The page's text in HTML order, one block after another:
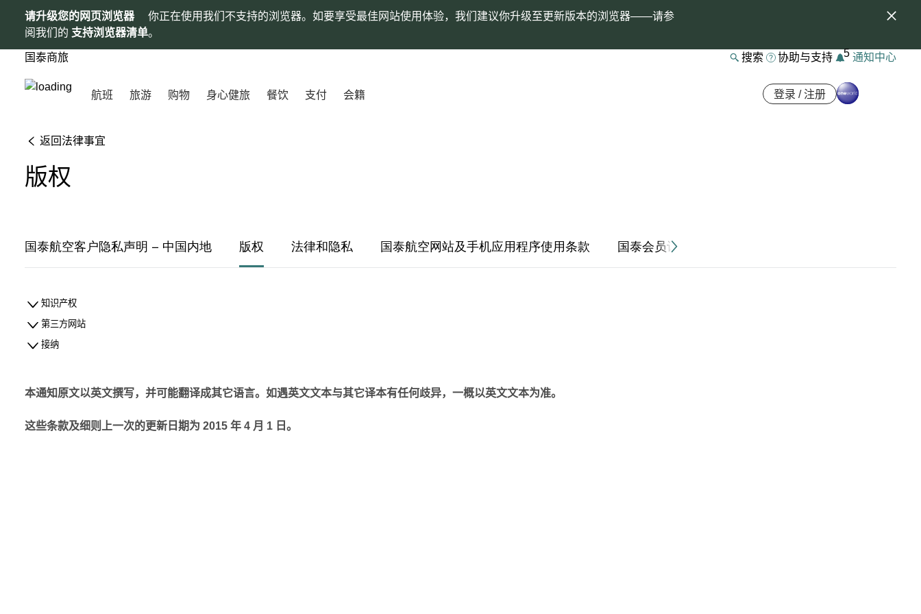
请升级您的网页浏览器
你正在使用我们不支持的浏览器。如要享受最佳网站使用体验，我们建议你升级至更新版本的浏览器——请参
阅我们的 支持浏览器清单。
国泰商旅 搜索 协助与支持 5 通知中心
航班 旅游 购物 身心健旅 餐饮 支付 会籍 登录 / 注册
返回法律事宜
版权
国泰航空客户隐私声明 – 中国内地 版权 法律和隐私 国泰航空网站及手机应用程序使用条款 国泰会员计划条款及细则（“条款及细则”）
知识产权
第三方网站
接纳
本通知原文以英文撰写，并可能翻译成其它语言。如遇英文文本与其它译本有任何歧异，一概以英文文本为准。
这些条款及细则上一次的更新日期为 2015 年 4 月 1 日。